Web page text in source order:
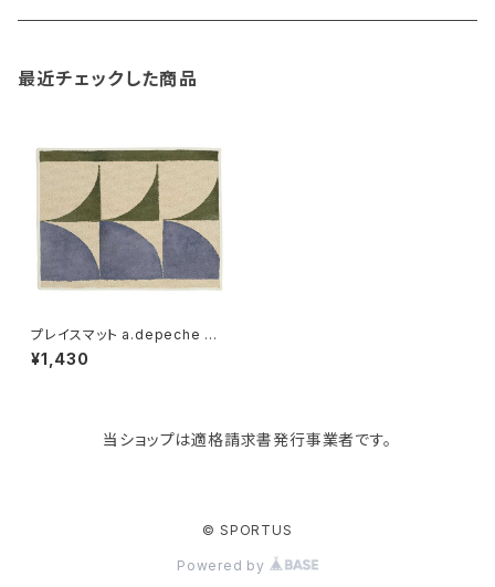
KIND BAG LONDON
マザーズバッグ
パソコンケース
タオルハンガー
調理器具・調理小物
クッション・クッションカバー
最近チェックした商品
プレイスマット a.depeche mo
n chemin lunchon アデペシュ
モンシュマン ランチョンマット di
¥1,430
当ショップは適格請求書発行事業者です。
© SPORTUS
Powered by